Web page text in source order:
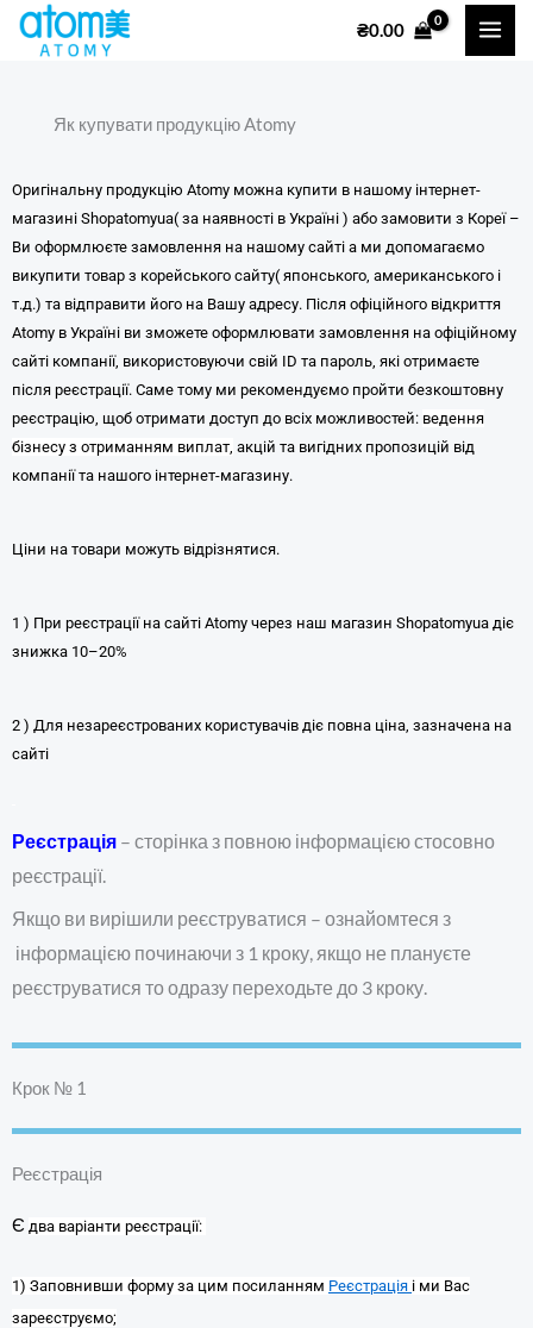
Перейти
₴0.00
Як купувати продукцію Atomy
Оригінальну продукцію Atomy можна купити в нашому інтернет-
магазині Shopatomyua( за наявності в Україні ) або замовити з Кореї –
Ви оформлюєте замовлення на нашому сайті а ми допомагаємо
викупити товар з корейського сайту( японського, американського і
т.д.) та відправити його на Вашу адресу. Після офіційного відкриття
Atomy в Україні ви зможете оформлювати замовлення на офіційному
сайті компанії, використовуючи свій ID та пароль, які отримаєте
після реєстрації. Саме тому ми рекомендуємо пройти безкоштовну
реєстрацію, щоб отримати доступ до всіх можливостей: ведення
бізнесу з отриманням виплат, акцій та вигідних пропозицій від
компанії та нашого інтернет-магазину.
Ціни на товари можуть відрізнятися.
1 ) При реєстрації на сайті Atomy через наш магазин Shopatomyua діє
знижка 10–20%
2 ) Для незареєстрованих користувачів діє повна ціна, зазначена на
сайті
Реєстрація – сторінка з повною інформацією стосовно
реєстрації.
Якщо ви вирішили реєструватися – ознайомтеся з
інформацією починаючи з 1 кроку, якщо не плануєте
реєструватися то одразу переходьте до 3 кроку.
Крок № 1
Реєстрація​
Є два варіанти реєстрації:
1) Заповнивши форму за цим посиланням Реєстрація і ми Вас
зареєструємо;